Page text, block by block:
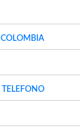
COLOMBIA